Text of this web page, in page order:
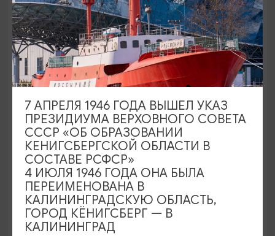
БАРЫ
Бар-кафе «Шотыгде?»
Калининград, ул. Фестивальная Аллея, 8
7 АПРЕЛЯ 1946 ГОДА ВЫШЕЛ УКАЗ
ПРЕЗИДИУМА ВЕРХОВНОГО СОВЕТА
СССР «ОБ ОБРАЗОВАНИИ
КЕНИГСБЕРГСКОЙ ОБЛАСТИ В
СОСТАВЕ РСФСР»
4 ИЮЛЯ 1946 ГОДА ОНА БЫЛА
ПЕРЕИМЕНОВАНА В
КАЛИНИНГРАДСКУЮ ОБЛАСТЬ,
ГОРОД КЁНИГСБЕРГ — В
КАЛИНИНГРАД